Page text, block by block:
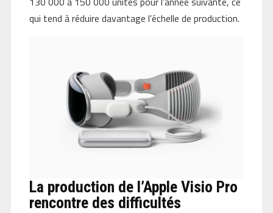
qui tend à réduire davantage l’échelle de production.
La production de l’Apple Visio Pro
rencontre des difficultés